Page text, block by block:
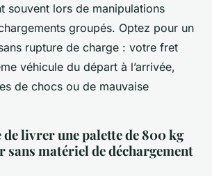
souvent lors de manipulations
groupés. Optez pour un
rupture de charge : votre fret
véhicule du départ à l’arrivée,
de chocs ou de mauvaise
livrer une palette de 800 kg
sans matériel de déchargement